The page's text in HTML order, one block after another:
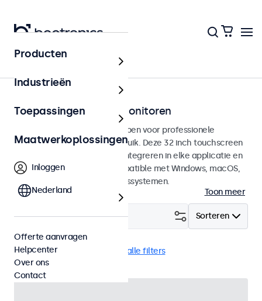
Touchscreens
32 inch touchscreen monitoren
32 inch touchscreens ontworpen voor professionele
toepassingen en continu gebruik. Deze 32 inch touchscreen
monitoren zijn eenvoudig te integreren in elke applicatie en
iedere omgeving en zijn compatible met Windows, macOS,
ChromeOS en Linux besturingssystemen.
Toon meer
Sorteren
Filter (1)
32 inch touchscreens Wis alle filters
Producten
Industrieën
Toepassingen
Maatwerkoplossingen
Inloggen
Nederland
Offerte aanvragen
Helpcenter
Over ons
Contact